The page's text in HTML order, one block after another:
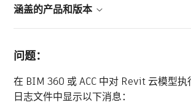
涵盖的产品和版本
问题：
在 BIM 360 或 ACC 中对 Revit 云模型执
日志文件中显示以下消息：